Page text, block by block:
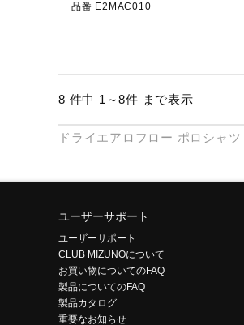
品番 E2MAC010
8 件中 1～8件 まで表示
ドライエアロフロー ポロシャツ
ユーザーサポート
ユーザーサポート
CLUB MIZUNOについて
お買い物についてのFAQ
製品についてのFAQ
製品カタログ
重要なお知らせ